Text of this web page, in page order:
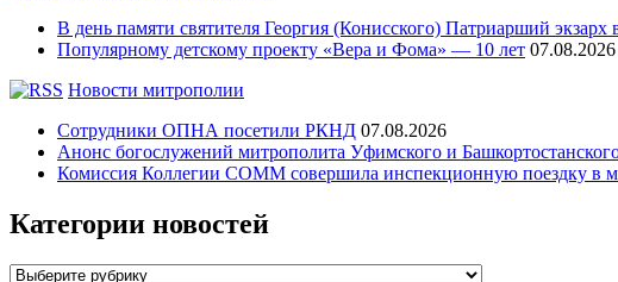
В день памяти святителя Георгия (Конисского) Патриарший экзарх
Популярному детскому проекту «Вера и Фома» — 10 лет 07.08.2026
Новости митрополии
Сотрудники ОПНА посетили РКНД 07.08.2026
Анонс богослужений митрополита Уфимского и
Комиссия Коллегии СОММ совершила инспекционную поездку в
Категории новостей
Категории